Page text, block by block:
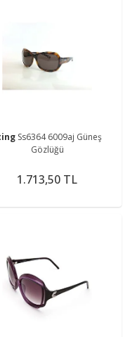
Ss6364 6009aj Güneş
Gözlüğü
1.713,50 TL